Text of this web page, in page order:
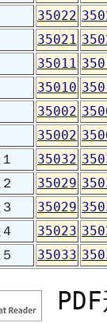
35022
35021
35011
35010
35002
35002
35032
35029
35029
35023
35033